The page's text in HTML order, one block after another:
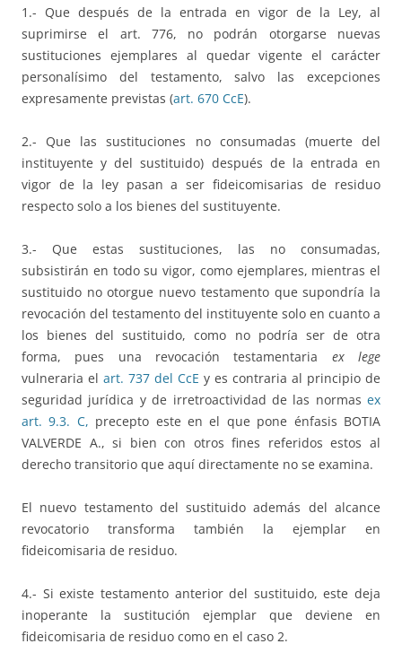
1.- Que después de la entrada en vigor de la Ley, al
suprimirse el art. 776, no podrán otorgarse nuevas
sustituciones ejemplares al quedar vigente el carácter
personalísimo del testamento, salvo las excepciones
expresamente previstas (art. 670 CcE).
2.- Que las sustituciones no consumadas (muerte del
instituyente y del sustituido) después de la entrada en
vigor de la ley pasan a ser fideicomisarias de residuo
respecto solo a los bienes del sustituyente.
3.- Que estas sustituciones, las no consumadas,
subsistirán en todo su vigor, como ejemplares, mientras el
sustituido no otorgue nuevo testamento que supondría la
revocación del testamento del instituyente solo en cuanto a
los bienes del sustituido, como no podría ser de otra
forma, pues una revocación testamentaria ex lege
vulneraria el art. 737 del CcE y es contraria al principio de
seguridad jurídica y de irretroactividad de las normas ex
art. 9.3. C, precepto este en el que pone énfasis BOTIA
VALVERDE A., si bien con otros fines referidos estos al
derecho transitorio que aquí directamente no se examina.
El nuevo testamento del sustituido además del alcance
revocatorio transforma también la ejemplar en
fideicomisaria de residuo.
4.- Si existe testamento anterior del sustituido, este deja
inoperante la sustitución ejemplar que deviene en
fideicomisaria de residuo como en el caso 2.